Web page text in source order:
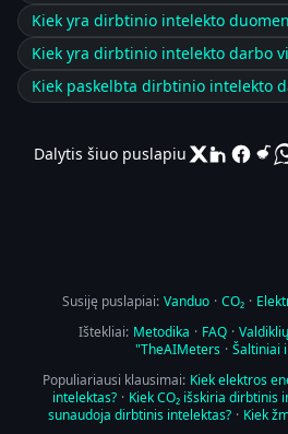
Kiek yra dirbtinio intelekto
Kiek yra dirbtinio intelekto darbo
Kiek paskelbta dirbtinio intelekto
Dalytis šiuo puslapiu
Susiję puslapiai: Vanduo · CO₂ ·
Ištekliai: Metodika · FAQ ·
"TheAIMeters · Šaltiniai
Populiariausi klausimai: Kiek elektros
intelektas? · Kiek CO₂ išskiria dirbtinis
sunaudoja dirbtinis intelektas? · Kiek